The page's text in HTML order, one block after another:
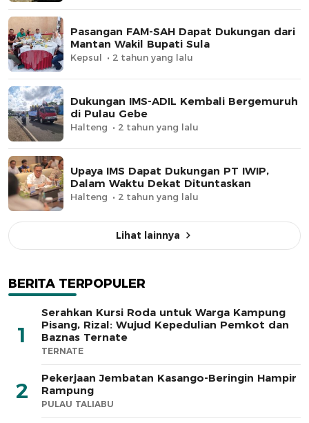
Pasangan FAM-SAH Dapat Dukungan dari
Mantan Wakil Bupati Sula
Kepsul 2 tahun yang lalu
Dukungan IMS-ADIL Kembali Bergemuruh
di Pulau Gebe
Halteng 2 tahun yang lalu
Upaya IMS Dapat Dukungan PT IWIP,
Dalam Waktu Dekat Dituntaskan
Halteng 2 tahun yang lalu
Lihat lainnya
BERITA TERPOPULER
1
Serahkan Kursi Roda untuk Warga Kampung
Pisang, Rizal: Wujud Kepedulian Pemkot dan
Baznas Ternate
TERNATE
2
Pekerjaan Jembatan Kasango-Beringin Hampir
Rampung
PULAU TALIABU